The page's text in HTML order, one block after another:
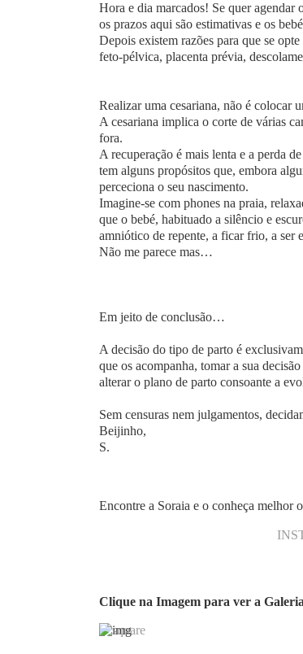
Hora e dia marcados! Se quer agendar
os prazos aqui são estimativas e os
Depois existem razões para que se
feto-pélvica, placenta prévia,
Realizar uma cesariana, não é colocar
A cesariana implica o corte de várias
fora.
A recuperação é mais lenta e a perda
tem alguns propósitos que, embora
perceciona o seu nascimento.
Imagine-se com phones na praia,
que o bebé, habituado a silêncio e
amniótico de repente, a ficar frio, a ser
Não me parece mas…
Em jeito de conclusão…
A decisão do tipo de parto é
que os acompanha, tomar a sua
alterar o plano de parto consoante a
Sem censuras nem julgamentos,
Beijinho,
S.
Encontre a Soraia e o conheça melhor
Clique na Imagem para ver a